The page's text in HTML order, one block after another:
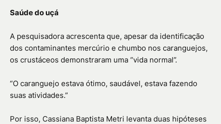
Saúde do uçá
A pesquisadora acrescenta que, apesar da identificação
dos contaminantes mercúrio e chumbo nos caranguejos,
os crustáceos demonstraram uma “vida normal”.
“O caranguejo estava ótimo, saudável, estava fazendo
suas atividades.”
Por isso, Cassiana Baptista Metri levanta duas hipóteses